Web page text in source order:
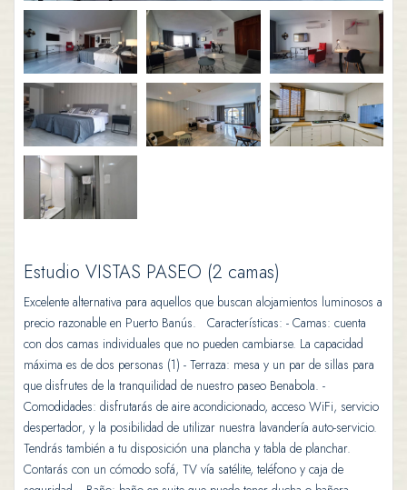
Estudio VISTAS PASEO (2 camas)
Excelente alternativa para aquellos que buscan alojamientos luminosos a
precio razonable en Puerto Banús. Características: - Camas: cuenta
con dos camas individuales que no pueden cambiarse. La capacidad
máxima es de dos personas (1) - Terraza: mesa y un par de sillas para
que disfrutes de la tranquilidad de nuestro paseo Benabola. -
Comodidades: disfrutarás de aire acondicionado, acceso WiFi, servicio
despertador, y la posibilidad de utilizar nuestra lavandería auto-servicio.
Tendrás también a tu disposición una plancha y tabla de planchar.
Contarás con un cómodo sofá, TV vía satélite, teléfono y caja de